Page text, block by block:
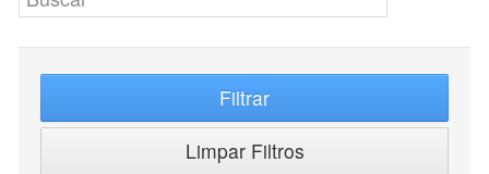
Filtrar
Limpar Filtros